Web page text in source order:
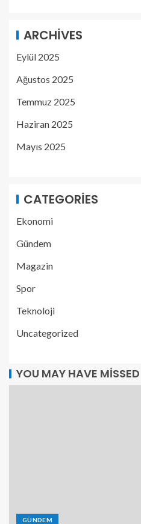
ARCHIVES
Eylül 2025
Ağustos 2025
Temmuz 2025
Haziran 2025
Mayıs 2025
CATEGORIES
Ekonomi
Gündem
Magazin
Spor
Teknoloji
Uncategorized
YOU MAY HAVE MISSED
GÜNDEM